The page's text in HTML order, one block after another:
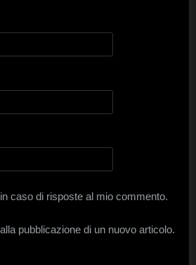
caso di risposte al mio commento.
pubblicazione di un nuovo articolo.